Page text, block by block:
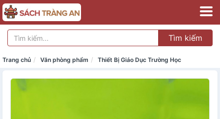
Tìm kiếm
Trang chủ Văn phòng phẩm Thiết Bị Giáo Dục Trường Học